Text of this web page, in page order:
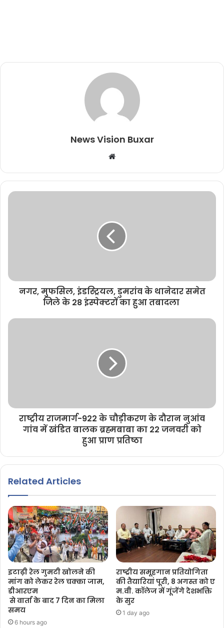
News Vision Buxar
b
s
नगर, मुफसिल, इंडस्ट्रियल, डुमरांव के थानेदार समेत
जिले के 28 इंस्पेक्टरों का हुआ तबादला
राष्ट्रीय राजमार्ग-922 के चौड़ीकरण के दौरान नुआंव
गांव में खंडित बालक ब्रह्मबाबा का 22 जनवरी को
हुआ प्राण प्रतिष्ठा
Related Articles
इटाढ़ी रेल गुमटी खोलने की
मांग को लेकर रेल चक्का जाम,
डीआरएम
से वार्ता के बाद 7 दिन का मिला
समय
6 hours ago
राष्ट्रीय समूहगान प्रतियोगिता
की तैयारियां पूरी, 8 अगस्त को ए
म.वी. कॉलेज में गूंजेंगे देशभक्ति
के सुर
1 day ago